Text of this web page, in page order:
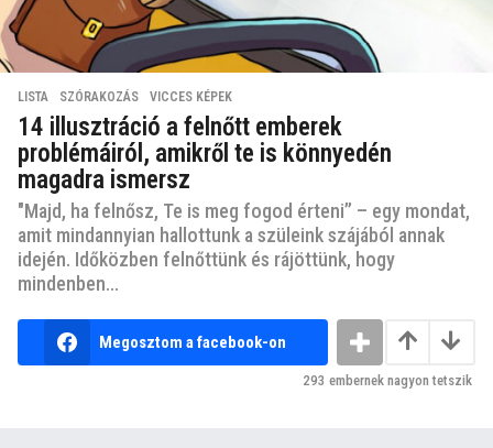
LISTA ,SZÓRAKOZÁS ,VICCES KÉPEK
14 illusztráció a felnőtt emberek
problémáiról, amikről te is könnyedén
magadra ismersz
"Majd, ha felnősz, Te is meg fogod érteni” – egy mondat,
amit mindannyian hallottunk a szüleink szájából annak
idején. Időközben felnőttünk és rájöttünk, hogy
mindenben...
Megosztom a facebook-on
293 embernek nagyon tetszik